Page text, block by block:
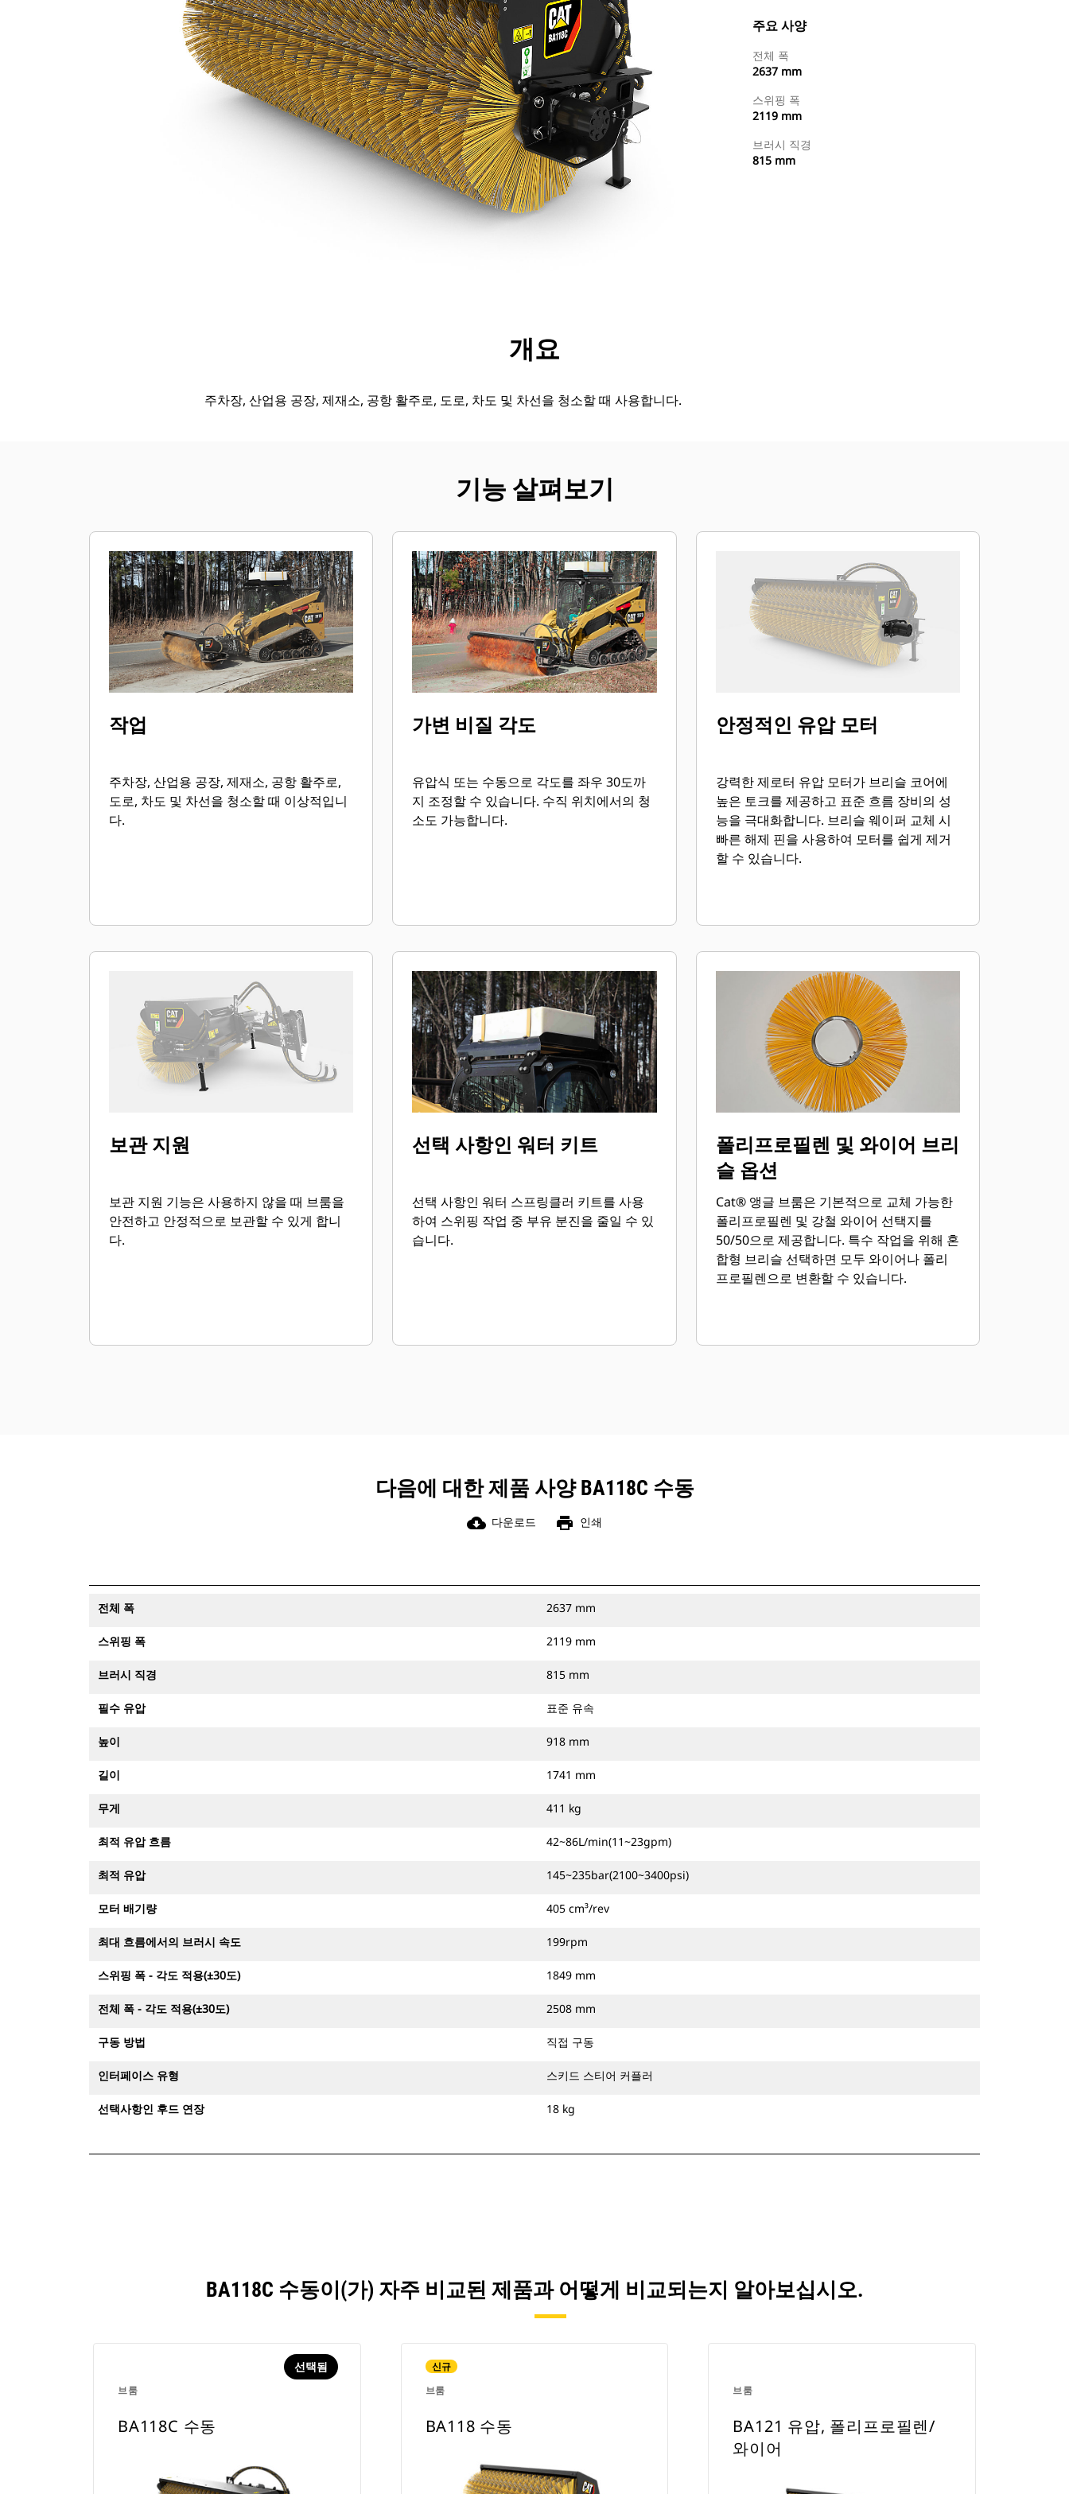
주요 사양
전체 폭
2637 mm
스위핑 폭
2119 mm
브러시 직경
815 mm
투어
개요
주차장, 산업용 공장, 제재소, 공항 활주로, 도로, 차도 및 차선을 청소할 때 사용합니다.
기능 살펴보기
작업
주차장, 산업용 공장, 제재소, 공항 활주로,
도로, 차도 및 차선을 청소할 때 이상적입니
다.
가변 비질 각도
유압식 또는 수동으로 각도를 좌우 30도까
지 조정할 수 있습니다. 수직 위치에서의 청
소도 가능합니다.
안정적인 유압 모터
강력한 제로터 유압 모터가 브리슬 코어에
높은 토크를 제공하고 표준 흐름 장비의 성
능을 극대화합니다. 브리슬 웨이퍼 교체 시
빠른 해제 핀을 사용하여 모터를 쉽게 제거
할 수 있습니다.
보관 지원
보관 지원 기능은 사용하지 않을 때 브룸을
안전하고 안정적으로 보관할 수 있게 합니
다.
선택 사항인 워터 키트
선택 사항인 워터 스프링클러 키트를 사용
하여 스위핑 작업 중 부유 분진을 줄일 수 있
습니다.
폴리프로필렌 및 와이어 브리
슬 옵션
Cat® 앵글 브룸은 기본적으로 교체 가능한
폴리프로필렌 및 강철 와이어 선택지를
50/50으로 제공합니다. 특수 작업을 위해 혼
합형 브리슬 선택하면 모두 와이어나 폴리
프로필렌으로 변환할 수 있습니다.
다음에 대한 제품 사양 BA118C 수동
cloud_download 다운로드 print 인쇄
전체 폭 2637 mm
스위핑 폭 2119 mm
브러시 직경 815 mm
필수 유압 표준 유속
높이 918 mm
길이 1741 mm
무게 411 kg
최적 유압 흐름 42~86L/min(11~23gpm)
최적 유압 145~235bar(2100~3400psi)
모터 배기량 405 cm³/rev
최대 흐름에서의 브러시 속도 199rpm
스위핑 폭 - 각도 적용(±30도) 1849 mm
전체 폭 - 각도 적용(±30도) 2508 mm
구동 방법 직접 구동
인터페이스 유형 스키드 스티어 커플러
선택사항인 후드 연장 18 kg
BA118C 수동이(가) 자주 비교된 제품과 어떻게 비교되는지 알아보십시오.
브룸
선택됨
BA118C 수동
신규
브룸
BA118 수동
브룸
BA121 유압, 폴리프로필렌/
와이어